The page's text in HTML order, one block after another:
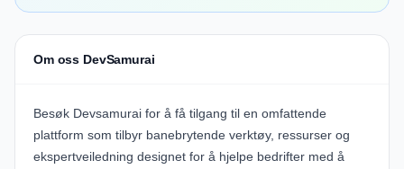
Om oss DevSamurai
Besøk Devsamurai for å få tilgang til en omfattende
plattform som tilbyr banebrytende verktøy, ressurser og
ekspertveiledning designet for å hjelpe bedrifter med å